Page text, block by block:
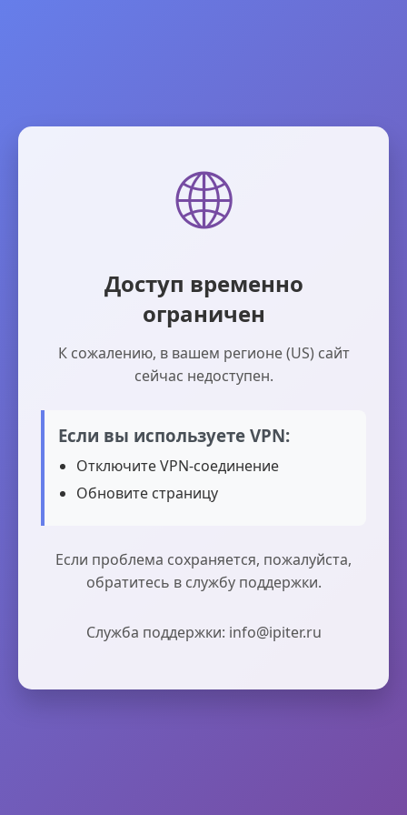
🌐
Доступ временно
ограничен
К сожалению, в вашем регионе (US) сайт
сейчас недоступен.
Если вы используете VPN:
Отключите VPN-соединение
Обновите страницу
Если проблема сохраняется, пожалуйста,
обратитесь в службу поддержки.
Служба поддержки: info@ipiter.ru